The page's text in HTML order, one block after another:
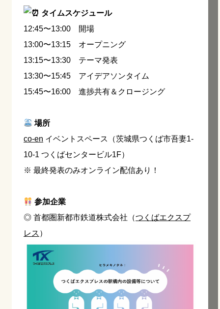
タイムスケジュール
12:45〜13:00 開場
13:00〜13:15 オープニング
13:15〜13:30 テーマ発表
13:30〜15:45 アイデアソンタイム
15:45〜16:00 進捗共有＆クロージング
場所
co-en イベントスペース（茨城県つくば市吾妻1-
10-1 つくばセンタービル1F）
※ 最終発表のみオンライン配信あり！
参加企業
◎ 首都圏新都市鉄道株式会社（つくばエクスプ
レス ）